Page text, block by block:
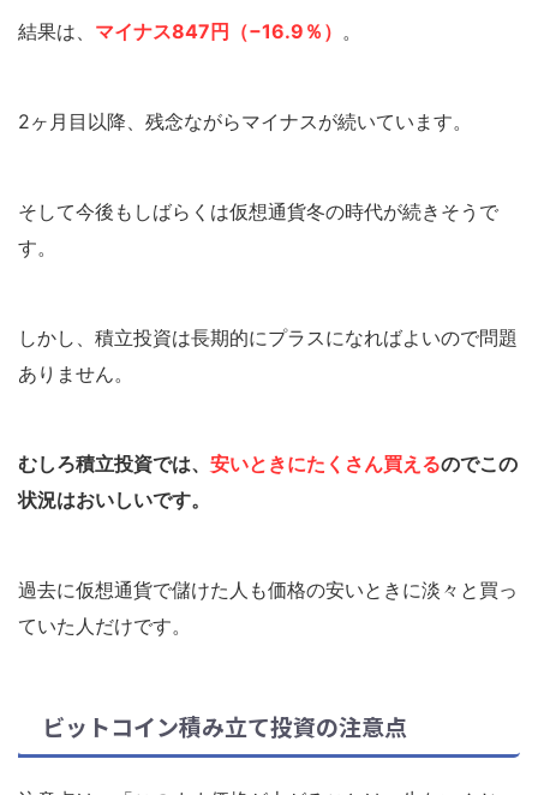
結果は、 マイナス847円（−16.9％） 。
2ヶ月目以降、残念ながらマイナスが続いています。
そして今後もしばらくは仮想通貨冬の時代が続きそうで
す。
しかし、積立投資は長期的にプラスになればよいので問題
ありません。
むしろ積立投資では、 安いときにたくさん買えるのでこの
状況はおいしいです。
過去に仮想通貨で儲けた人も価格の安いときに淡々と買っ
ていた人だけです。
ビットコイン積み立て投資の注意点